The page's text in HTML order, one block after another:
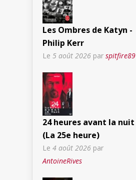
Les Ombres de Katyn -
Philip Kerr
Le 5 août 2026 par spitfire89
24 heures avant la nuit
(La 25e heure)
Le 4 août 2026 par
AntoineRives